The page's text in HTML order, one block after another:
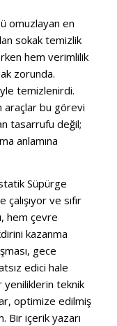
omuzlayan en
sokak temizlik
hem verimlilik
zorunda.
temizlenirdi.
araçlar bu görevi
tasarrufu değil;
anlamına
Süpürge
ve sıfır
hem çevre
kazanma
gece
edici hale
teknik
optimize edilmiş
Bir içerik yazarı